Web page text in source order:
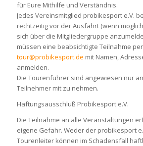
für Eure Mithilfe und Verständnis.
Jedes Vereinsmitglied probikesport e.V.
rechtzeitig vor der Ausfahrt (wenn
sich über die Mitgliedergruppe
müssen eine beabsichtigte Teilnahme
tour@probikesport.de mit Namen,
anmelden.
Die Tourenführer sind angewiesen nur
Teilnehmer mit zu nehmen.
Haftungsausschluß Probikesport e.V.
Die Teilnahme an alle Veranstaltungen
eigene Gefahr. Weder der probikesport
Tourenleiter können im Schadensfall